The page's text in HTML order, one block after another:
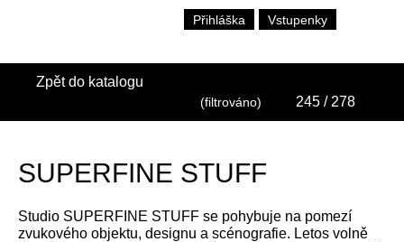
Přihláška Vstupenky
Zpět do katalogu
(filtrováno) 245 / 278
SUPERFINE STUFF
Studio SUPERFINE STUFF se pohybuje na pomezí
zvukového objektu, designu a scénografie. Letos volně